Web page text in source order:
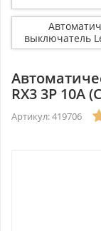
выключатель
3P 10A (С)
RX3 3P 10A
Артикул: 419706